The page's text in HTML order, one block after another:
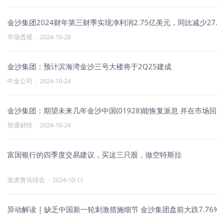
金沙集团2024财年第三财季实现净利润2.75亿美元，同比减少
市场透视 · 2024-10-28
金沙集团：预计滨海湾金沙三号大楼将于2Q25建成
中金公司 · 2024-10-24
金沙集团：期望未来几年金沙中国(01928)能恢复派息 并在市场
智通财经 · 2024-10-24
富国银行的四季度交易建议，买这三只股，做空特斯拉
老虎资讯综合 · 2024-10-11
异动解读 | 缺乏中国新一轮刺激措施细节 金沙集团盘前大跌